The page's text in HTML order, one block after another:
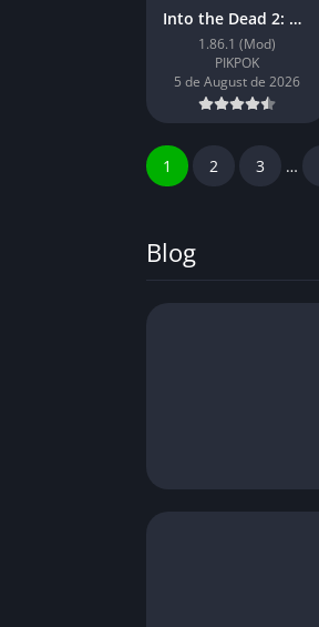
Into the Dead 2: Dinero Infinito
1.86.1 (Mod)
PIKPOK
5 de August de 2026
1 2 3 …
Blog